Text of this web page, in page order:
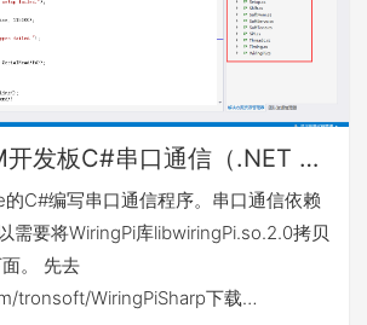
树莓派等ARM开发板C#串口通信（.NET Core）
C#编写串口通信程序。串口通信依赖
需要将WiringPi库libwiringPi.so.2.0拷贝
。 先去
tronsoft/WiringPiSharp下载